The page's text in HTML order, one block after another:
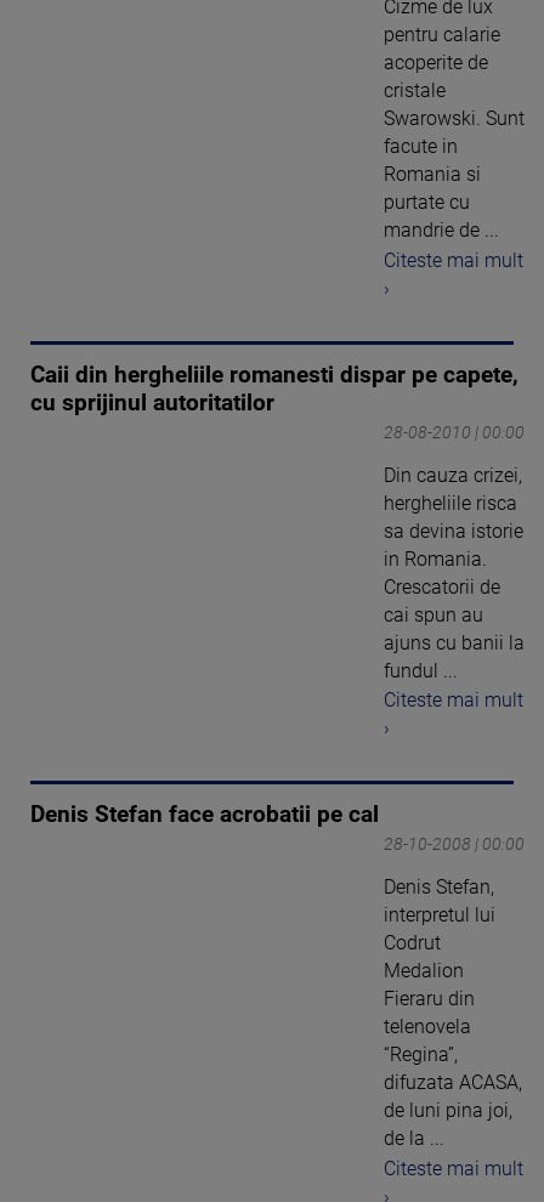
Cizme de lux
pentru calarie
acoperite de
cristale
Swarowski. Sunt
facute in
Romania si
purtate cu
mandrie de ...
Citeste mai mult
›
Caii din hergheliile romanesti dispar pe capete,
cu sprijinul autoritatilor
28-08-2010 | 00:00
Din cauza crizei,
hergheliile risca
sa devina istorie
in Romania.
Crescatorii de
cai spun au
ajuns cu banii la
fundul ...
Citeste mai mult
›
Denis Stefan face acrobatii pe cal
28-10-2008 | 00:00
Denis Stefan,
interpretul lui
Codrut
Medalion
Fieraru din
telenovela
“Regina”,
difuzata ACASA,
de luni pina joi,
de la ...
Citeste mai mult
›